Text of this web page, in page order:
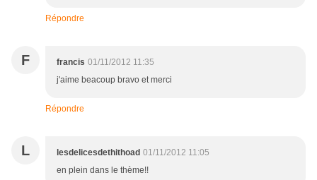
Répondre
F francis 01/11/2012 11:35
j'aime beacoup bravo et merci
Répondre
L lesdelicesdethithoad 01/11/2012 11:05
en plein dans le thème!!